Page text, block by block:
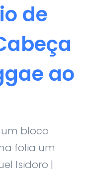
de
ao
bloco
folia um
Isidoro |